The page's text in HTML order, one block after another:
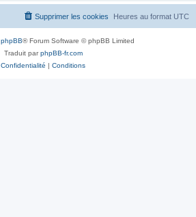
Heures au format UTC
Supprimer les cookies
phpBB® Forum Software © phpBB Limited
Traduit parphpBB-fr.com
Confidentialité | Conditions